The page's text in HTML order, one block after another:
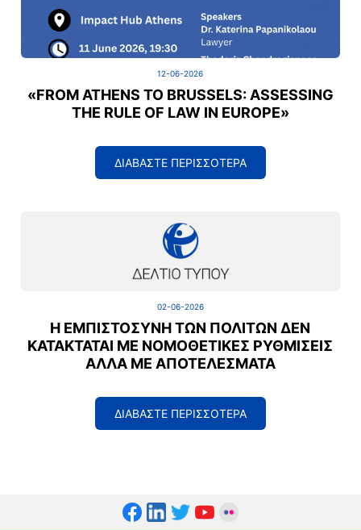
12-06-2026
«FROM ATHENS TO BRUSSELS: ASSESSING
THE RULE OF LAW IN EUROPE»
ΔΙΑΒΑΣΤΕ ΠΕΡΙΣΣΟΤΕΡΑ
02-06-2026
Η ΕΜΠΙΣΤΟΣΎΝΗ ΤΩΝ ΠΟΛΙΤΏΝ ΔΕΝ
ΚΑΤΑΚΤΆΤΑΙ ΜΕ ΝΟΜΟΘΕΤΙΚΈΣ ΡΥΘΜΊΣΕΙΣ
ΑΛΛΆ ΜΕ ΑΠΟΤΕΛΈΣΜΑΤΑ
ΔΙΑΒΑΣΤΕ ΠΕΡΙΣΣΟΤΕΡΑ